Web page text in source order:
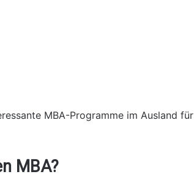
MBA-Programme im Ausland für
MBA?